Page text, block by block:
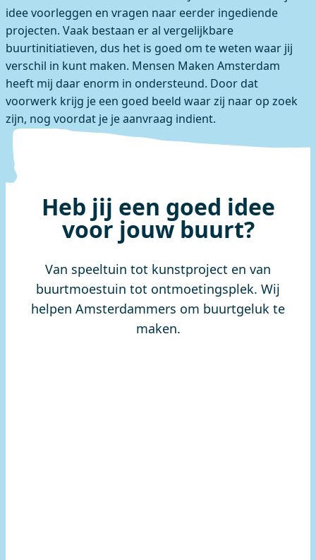
idee voorleggen en vragen naar eerder ingediende
projecten. Vaak bestaan er al vergelijkbare
buurtinitiatieven, dus het is goed om te weten waar jij
verschil in kunt maken. Mensen Maken Amsterdam
heeft mij daar enorm in ondersteund. Door dat
voorwerk krijg je een goed beeld waar zij naar op zoek
zijn, nog voordat je je aanvraag indient.
Heb jij een goed idee
voor jouw buurt?
Van speeltuin tot kunstproject en van
buurtmoestuin tot ontmoetingsplek. Wij
helpen Amsterdammers om buurtgeluk te
maken.